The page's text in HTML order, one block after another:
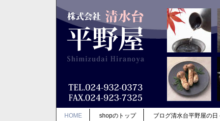
HOME shopのトップ ブログ清水台平野屋の日